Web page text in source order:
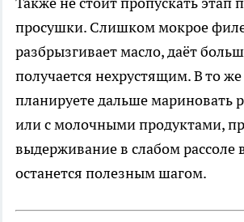
просушки. Слишком мокрое
разбрызгивает масло, даёт
получается нехрустящим. В то
планируете дальше мариновать
или с молочными продуктами,
выдерживание в слабом рассоле
останется полезным шагом.